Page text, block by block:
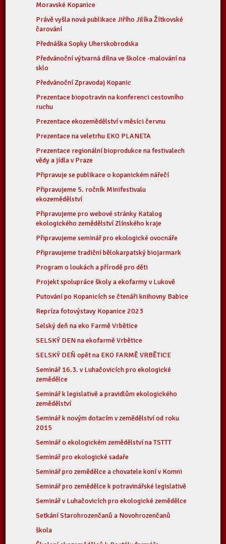
Moravské Kopanice
Právě vyšla nová publikace Jiřího Jilíka Žítkovské
čarování
Přednáška Sopky Uherskobrodska
Předvánoční výtvarná dílna ve školce -malování na
sklo
Předvánoční Zpravodaj Kopanic
Prezentace biopotravin na konferenci cestovního
ruchu
Prezentace ekozemědělství v měsíci červnu
Prezentace na veletrhu EKO PLANETA
Prezentace regionální bioprodukce na festivalech
vědy a jídla v Praze
Připravuje se publikace o kopanickém nářečí
Připravujeme 5. ročník Minifestivalu
ekozemědělství
Připravujeme pro webové stránky Katalog
ekologického zemědělství Zlínského kraje
Připravujeme seminář pro ekologické ovocnáře
Připravujeme tradiční bělokarpatský biojarmark
Program o loukách a přírodě pro děti
Projekt spolupráce školy a ekofarmy v Lukově
Putování po Kopanicích se čtenáři knihovny Babice
Repríza fotovýstavy Kopanice 2023
Selský deň na eko Farmě Vrbětice
SELSKÝ DEN na ekofarmě Vrbětice
SELSKÝ DEŇ opět na EKO FARMĚ VRBĚTICE
Seminář 16.3. v Luhačovicích pro ekologické
zemědělce
Seminář k legislativě a pravidlům ekologického
zemědělství
Seminář k novým dotacím v zemědělství od roku
2015
Seminář o ekologickém zemědělství na TSTTT
Seminář pro ekologické sadaře
Seminář pro zemědělce a chovatele koní v Komni
Seminář pro zemědělce k potravinářské legislativě
Seminář v Luhačovicích pro ekologické zemědělce
Setkání Starohrozenčanů a Novohrozenčanů
škola